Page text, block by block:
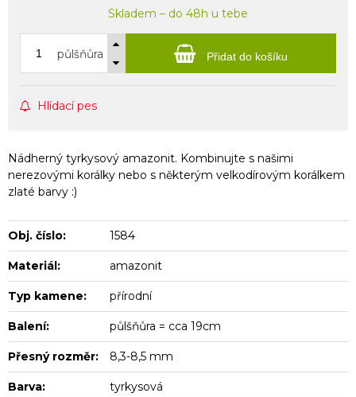
Skladem – do 48h u tebe
půlšňůra Přidat do košíku
Hlídací pes
Nádherný tyrkysový amazonit. Kombinujte s našimi
nerezovými korálky nebo s některým velkodírovým korálkem
zlaté barvy :)
Obj. číslo: 1584
Materiál: amazonit
Typ kamene: přírodní
Balení: půlšňůra = cca 19cm
Přesný rozměr: 8,3-8,5 mm
Barva: tyrkysová